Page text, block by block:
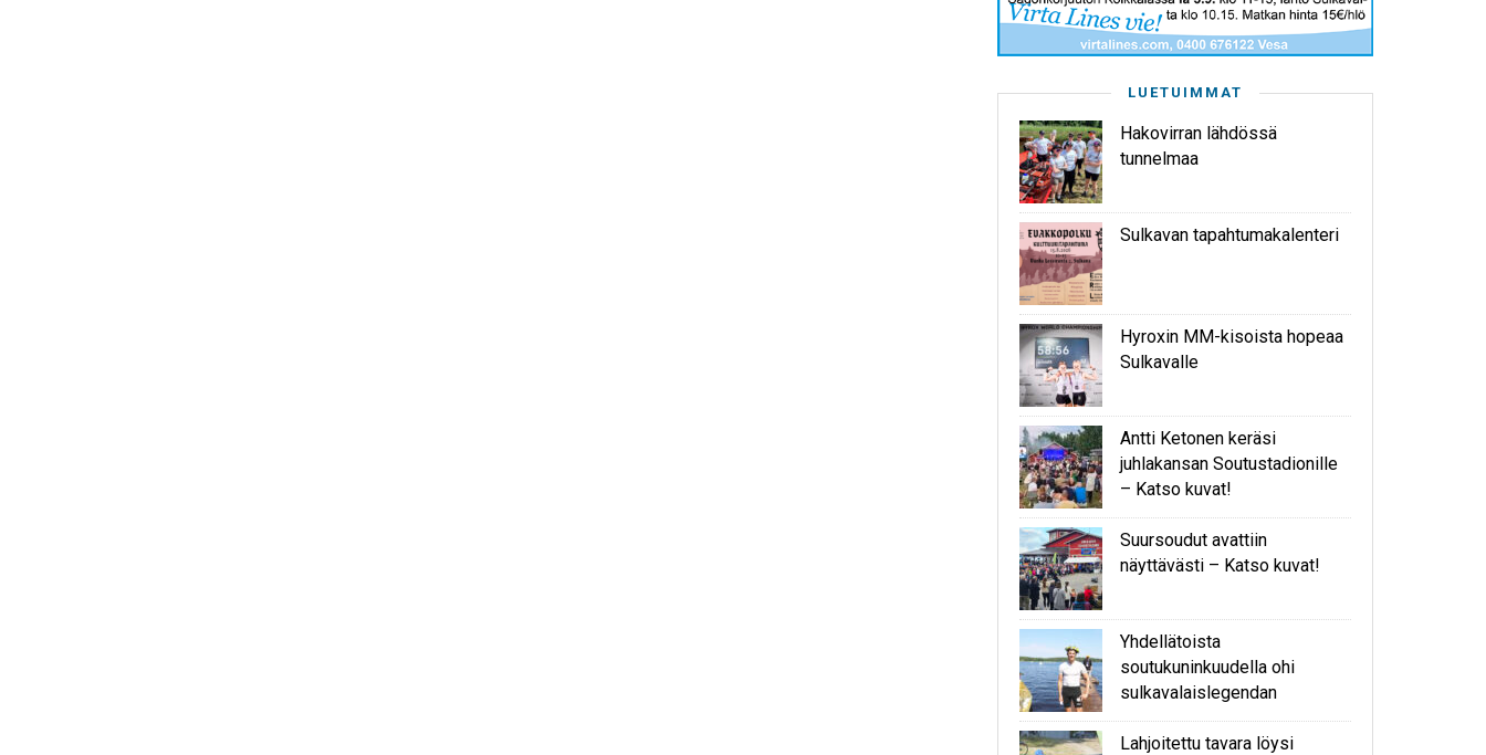
LUETUIMMAT
Hakovirran lähdössä
tunnelmaa
Sulkavan tapahtumakalenteri
Hyroxin MM-kisoista hopeaa
Sulkavalle
Antti Ketonen keräsi
juhlakansan Soutustadionille
– Katso kuvat!
Suursoudut avattiin
näyttävästi – Katso kuvat!
Yhdellätoista
soutukuninkuudella ohi
sulkavalaislegendan
Lahjoitettu tavara löysi